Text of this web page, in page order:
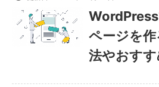
ページを
法やおす